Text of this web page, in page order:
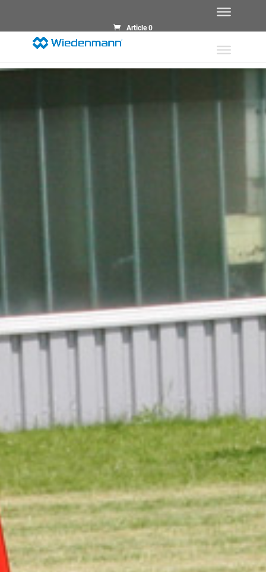
Article 0